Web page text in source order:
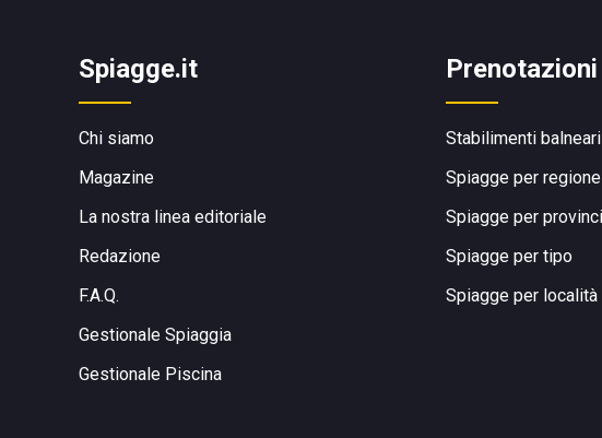
Spiagge.it
Chi siamo
Magazine
La nostra linea editoriale
Redazione
F.A.Q.
Gestionale Spiaggia
Gestionale Piscina
Prenotazioni
Stabilimenti balneari
Spiagge per regione
Spiagge per
Spiagge per tipo
Spiagge per